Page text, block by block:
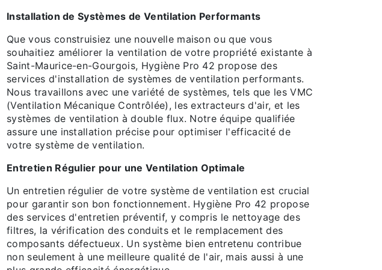
Installation de Systèmes de Ventilation Performants
Que vous construisiez une nouvelle maison ou que vous
souhaitiez améliorer la ventilation de votre propriété existante à
Saint-Maurice-en-Gourgois, Hygiène Pro 42 propose des
services d'installation de systèmes de ventilation performants.
Nous travaillons avec une variété de systèmes, tels que les VMC
(Ventilation Mécanique Contrôlée), les extracteurs d'air, et les
systèmes de ventilation à double flux. Notre équipe qualifiée
assure une installation précise pour optimiser l'efficacité de
votre système de ventilation.
Entretien Régulier pour une Ventilation Optimale
Un entretien régulier de votre système de ventilation est crucial
pour garantir son bon fonctionnement. Hygiène Pro 42 propose
des services d'entretien préventif, y compris le nettoyage des
filtres, la vérification des conduits et le remplacement des
composants défectueux. Un système bien entretenu contribue
non seulement à une meilleure qualité de l'air, mais aussi à une